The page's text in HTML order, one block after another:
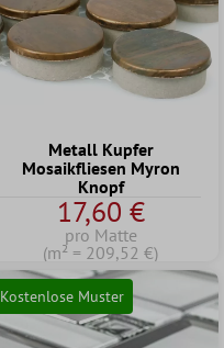
Metall Kupfer
Mosaikfliesen Myron
Knopf
17,60 €
pro Matte
(m² = 209,52 €)
Kostenlose Muster